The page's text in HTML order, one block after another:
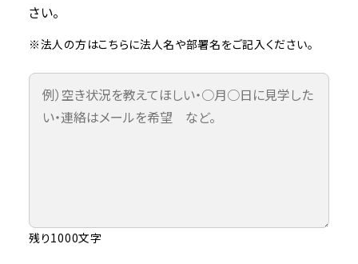
さい。
※法人の方はこちらに法人名や部署名をご記入ください。
残り1000文字